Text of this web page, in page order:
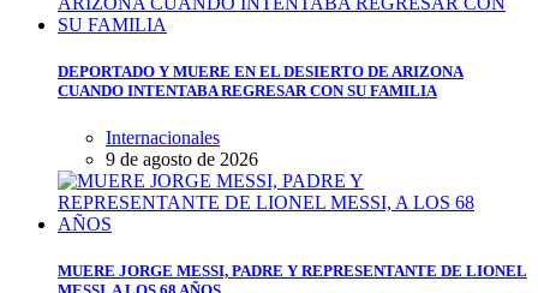
DEPORTADO Y MUERE EN EL DESIERTO DE ARIZONA
CUANDO INTENTABA REGRESAR CON SU FAMILIA
Internacionales
9 de agosto de 2026
MUERE JORGE MESSI, PADRE Y REPRESENTANTE DE LIONEL